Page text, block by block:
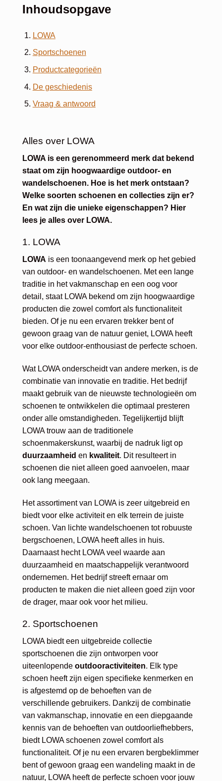
Inhoudsopgave
LOWA
Sportschoenen
Productcategorieën
De geschiedenis
Vraag & antwoord
Alles over LOWA
LOWA is een gerenommeerd merk dat bekend
staat om zijn hoogwaardige outdoor- en
wandelschoenen. Hoe is het merk ontstaan?
Welke soorten schoenen en collecties zijn er?
En wat zijn die unieke eigenschappen? Hier
lees je alles over LOWA.
1. LOWA
LOWA is een toonaangevend merk op het gebied
van outdoor- en wandelschoenen. Met een lange
traditie in het vakmanschap en een oog voor
detail, staat LOWA bekend om zijn hoogwaardige
producten die zowel comfort als functionaliteit
bieden. Of je nu een ervaren trekker bent of
gewoon graag van de natuur geniet, LOWA heeft
voor elke outdoor-enthousiast de perfecte schoen.
Wat LOWA onderscheidt van andere merken, is de
combinatie van innovatie en traditie. Het bedrijf
maakt gebruik van de nieuwste technologieën om
schoenen te ontwikkelen die optimaal presteren
onder alle omstandigheden. Tegelijkertijd blijft
LOWA trouw aan de traditionele
schoenmakerskunst, waarbij de nadruk ligt op
duurzaamheid en kwaliteit. Dit resulteert in
schoenen die niet alleen goed aanvoelen, maar
ook lang meegaan.
Het assortiment van LOWA is zeer uitgebreid en
biedt voor elke activiteit en elk terrein de juiste
schoen. Van lichte wandelschoenen tot robuuste
bergschoenen, LOWA heeft alles in huis.
Daarnaast hecht LOWA veel waarde aan
duurzaamheid en maatschappelijk verantwoord
ondernemen. Het bedrijf streeft ernaar om
producten te maken die niet alleen goed zijn voor
de drager, maar ook voor het milieu.
2. Sportschoenen
LOWA biedt een uitgebreide collectie
sportschoenen die zijn ontworpen voor
uiteenlopende outdooractiviteiten. Elk type
schoen heeft zijn eigen specifieke kenmerken en
is afgestemd op de behoeften van de
verschillende gebruikers. Dankzij de combinatie
van vakmanschap, innovatie en een diepgaande
kennis van de behoeften van outdoorliefhebbers,
biedt LOWA schoenen zowel comfort als
functionaliteit. Of je nu een ervaren bergbeklimmer
bent of gewoon graag een wandeling maakt in de
natuur, LOWA heeft de perfecte schoen voor jouw